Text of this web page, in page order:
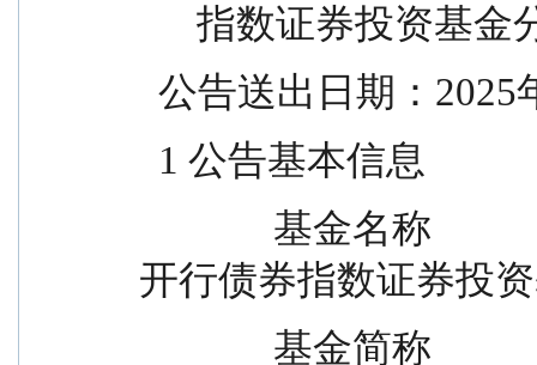
指数证券投资基
公告送出日期：
  1 公告基本信息
开行债券指数证券投